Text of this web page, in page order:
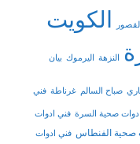
الكويت
النزهة اليرموك بيان
صباح السالم غرناطة فني
صحية السرة فني ادوات
صحية الفنطاس فني ادوات